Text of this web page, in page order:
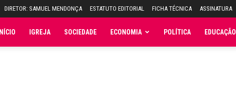
DIRETOR: SAMUEL MENDONÇA ESTATUTO EDITORIAL FICHA TÉCNICA ASSINATURA
INÍCIO IGREJA SOCIEDADE ECONOMIA POLÍTICA EDUCAÇÃO